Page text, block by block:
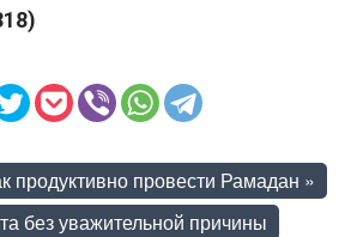
продуктивно провести Рамадан »
без уважительной причины